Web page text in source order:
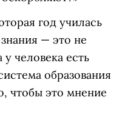
год училась
— это не
у человека есть
образования
чтобы это мнение